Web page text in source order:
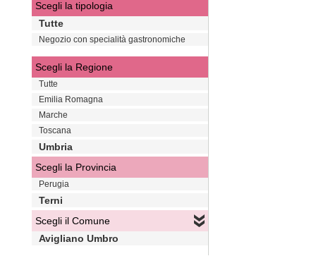
Scegli la tipologia
Tutte
Negozio con specialità gastronomiche
Scegli la Regione
Tutte
Emilia Romagna
Marche
Toscana
Umbria
Scegli la Provincia
Perugia
Terni
Scegli il Comune
Avigliano Umbro